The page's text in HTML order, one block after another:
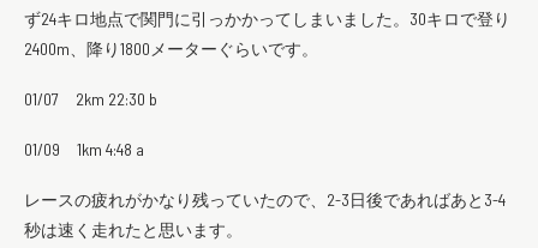
ず24キロ地点で関門に引っかかってしまいました。30キロで登り
2400m、降り1800メーターぐらいです。
01/07 2km 22:30 b
01/09 1km 4:48 a
レースの疲れがかなり残っていたので、2-3日後であればあと3-4
秒は速く走れたと思います。